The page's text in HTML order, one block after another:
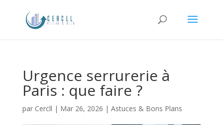
Urgence serrurerie à
Paris : que faire ?
par Cercll | Mar 26, 2026 | Astuces & Bons Plans